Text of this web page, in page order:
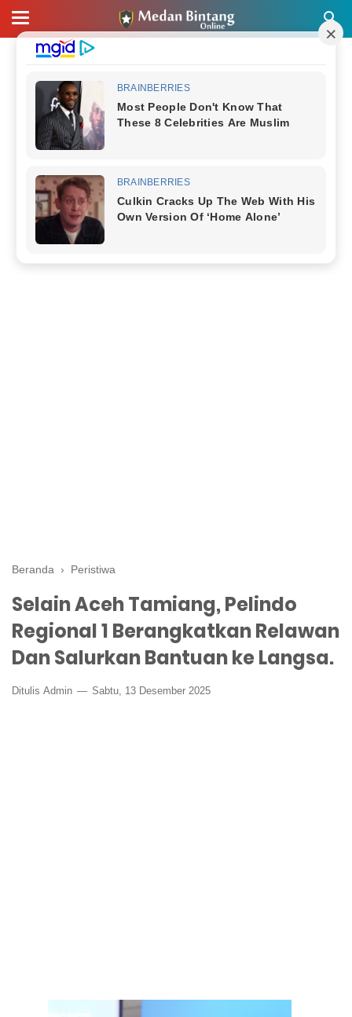
Beranda › Peristiwa
Selain Aceh Tamiang, Pelindo
Regional 1 Berangkatkan Relawan
Dan Salurkan Bantuan ke Langsa.
Ditulis Admin Sabtu, 13 Desember 2025